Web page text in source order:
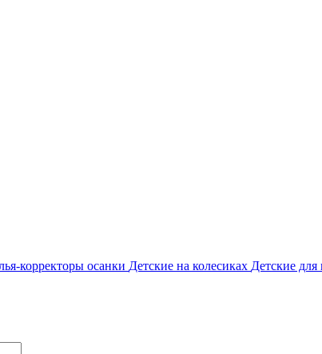
корректоры осанки Детские на колесиках Детские для